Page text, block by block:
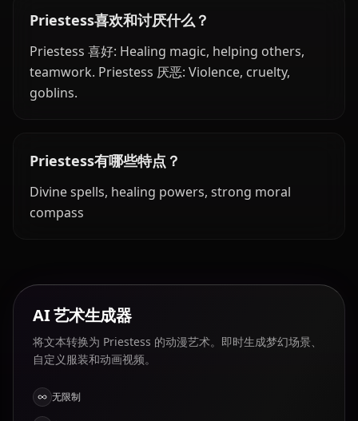
Priestess喜欢和讨厌什么？
Priestess 喜好: Healing magic, helping others,
teamwork. Priestess 厌恶: Violence, cruelty,
goblins.
Priestess有哪些特点？
Divine spells, healing powers, strong moral
compass
AI 艺术生成器
将文本转换为 Priestess 的动漫艺术。即时生成梦幻场景、
自定义服装和动画视频。
无限制